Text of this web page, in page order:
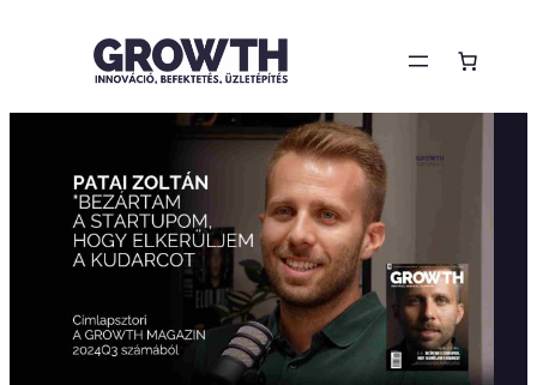
tartalomhoz